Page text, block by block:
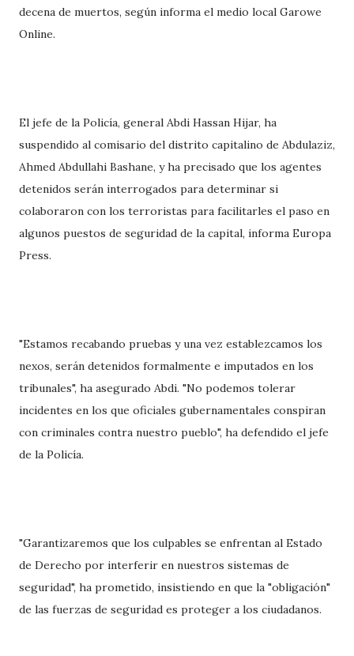
decena de muertos, según informa el medio local Garowe
Online.
El jefe de la Policía, general Abdi Hassan Hijar, ha
suspendido al comisario del distrito capitalino de Abdulaziz,
Ahmed Abdullahi Bashane, y ha precisado que los agentes
detenidos serán interrogados para determinar si
colaboraron con los terroristas para facilitarles el paso en
algunos puestos de seguridad de la capital, informa Europa
Press.
"Estamos recabando pruebas y una vez establezcamos los
nexos, serán detenidos formalmente e imputados en los
tribunales", ha asegurado Abdi. "No podemos tolerar
incidentes en los que oficiales gubernamentales conspiran
con criminales contra nuestro pueblo", ha defendido el jefe
de la Policía.
"Garantizaremos que los culpables se enfrentan al Estado
de Derecho por interferir en nuestros sistemas de
seguridad", ha prometido, insistiendo en que la "obligación"
de las fuerzas de seguridad es proteger a los ciudadanos.